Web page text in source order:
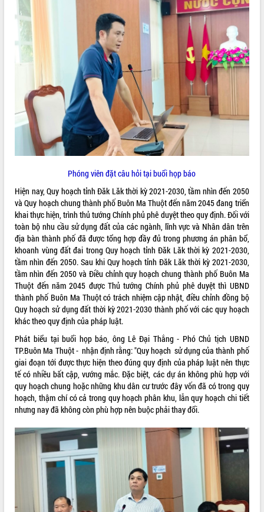
Phóng viên đặt câu hỏi tại buổi họp báo
Hiện nay, Quy hoạch tỉnh Đăk Lăk thời kỳ 2021-2030, tầm nhìn đến 2050
và Quy hoạch chung thành phố Buôn Ma Thuột đến năm 2045 đang triển
khai thực hiện, trình thủ tướng Chính phủ phê duyệt theo quy định. Đối với
toàn bộ nhu cầu sử dụng đất của các ngành, lĩnh vực và Nhân dân trên
địa bàn thành phố đã được tổng hợp đầy đủ trong phương án phân bổ,
khoanh vùng đất đai trong Quy hoạch tỉnh Đăk Lăk thời kỳ 2021-2030,
tầm nhìn đến 2050. Sau khi Quy hoạch tỉnh Đăk Lăk thời kỳ 2021-2030,
tầm nhìn đến 2050 và Điều chỉnh quy hoạch chung thành phố Buôn Ma
Thuột đến năm 2045 được Thủ tướng Chính phủ phê duyệt thì UBND
thành phố Buôn Ma Thuột có trách nhiệm cập nhật, điều chỉnh đồng bộ
Quy hoạch sử dụng đất thời kỳ 2021-2030 thành phố với các quy hoạch
khác theo quy định của pháp luật.
Phát biểu tại buổi họp báo, ông Lê Đại Thắng - Phó Chủ tịch UBND
TP.Buôn Ma Thuột - nhận định rằng: "Quy hoạch sử dụng của thành phố
giai đoạn tới được thực hiện theo đúng quy định của pháp luật nên thực
tế có nhiều bất cập, vướng mắc. Đặc biệt, các dự án không phù hợp với
quy hoạch chung hoặc những khu dân cư trước đây vốn đã có trong quy
hoạch, thậm chí có cả trong quy hoạch phân khu, lẫn quy hoạch chi tiết
nhưng nay đã không còn phù hợp nên buộc phải thay đổi.